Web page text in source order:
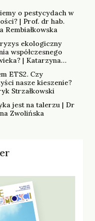
o pestycydach w
| Prof. dr hab.
Rembiałkowska
ekologiczny
współczesnego
| Katarzyna
ETS2. Czy
nasze kieszenie?
Strzałkowski
jest na talerzu | Dr
Zwolińska